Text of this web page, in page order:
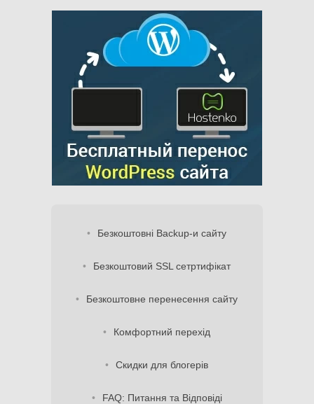
Безкоштовні Backup-и сайту
Безкоштовий SSL сетртифікат
Безкоштовне перенесення сайту
Комфортний перехід
Скидки для блогерів
FAQ: Питання та Відповіді